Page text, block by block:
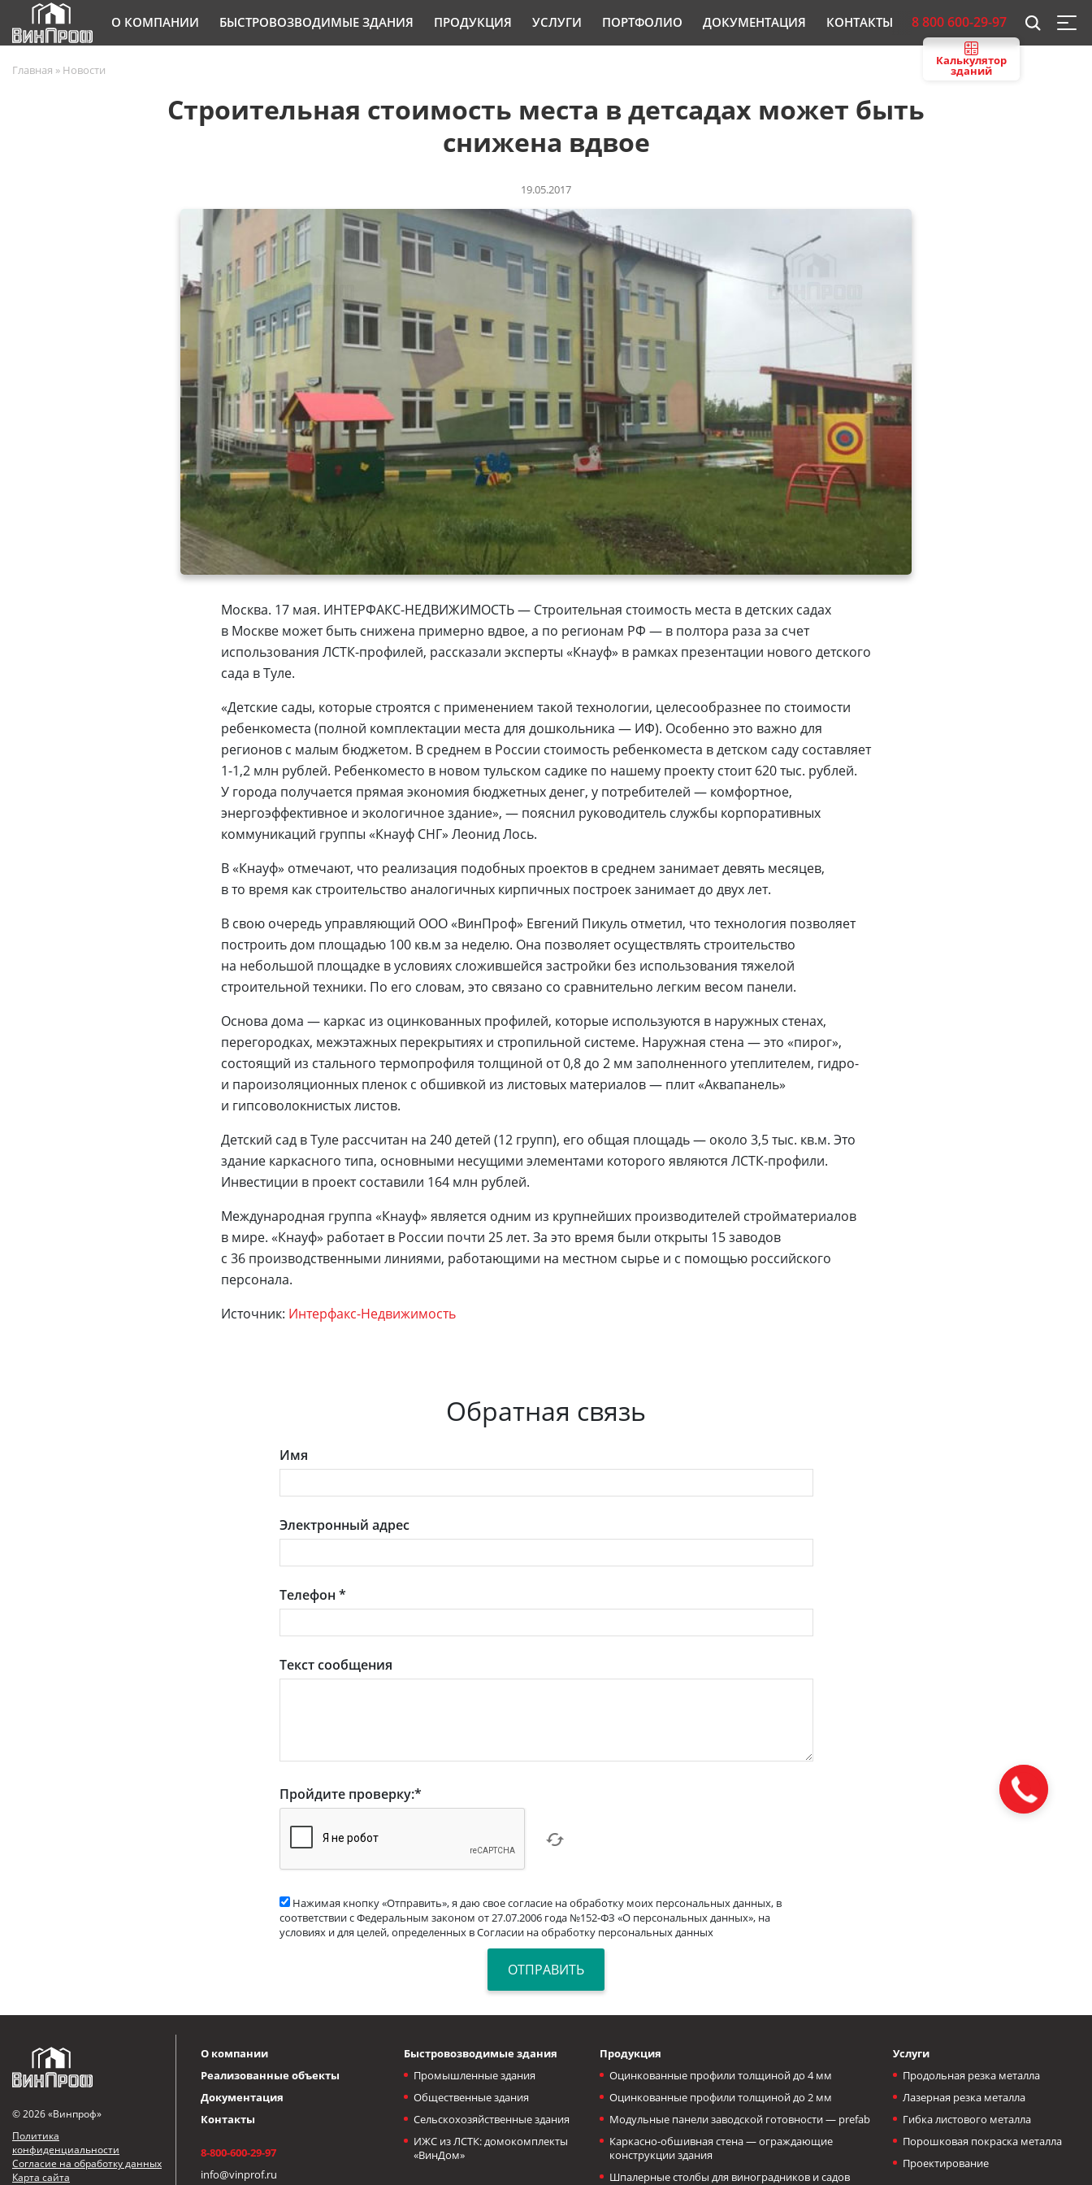
О КОМПАНИИ БЫСТРОВОЗВОДИМЫЕ ЗДАНИЯ ПРОДУКЦИЯ УСЛУГИ ПОРТФОЛИО ДОКУМЕНТАЦИЯ КОНТАКТЫ 8 800 600-29-97
Калькулятор
зданий
Главная » Новости
Строительная стоимость места в детсадах может быть
снижена вдвое
19.05.2017
Москва. 17 мая. ИНТЕРФАКС-НЕДВИЖИМОСТЬ — Строительная стоимость места в детских садах
в Москве может быть снижена примерно вдвое, а по регионам РФ — в полтора раза за счет
использования ЛСТК-профилей, рассказали эксперты «Кнауф» в рамках презентации нового детского
сада в Туле.
«Детские сады, которые строятся с применением такой технологии, целесообразнее по стоимости
ребенкоместа (полной комплектации места для дошкольника — ИФ). Особенно это важно для
регионов с малым бюджетом. В среднем в России стоимость ребенкоместа в детском саду составляет
1-1,2 млн рублей. Ребенкоместо в новом тульском садике по нашему проекту стоит 620 тыс. рублей.
У города получается прямая экономия бюджетных денег, у потребителей — комфортное,
энергоэффективное и экологичное здание», — пояснил руководитель службы корпоративных
коммуникаций группы «Кнауф СНГ» Леонид Лось.
В «Кнауф» отмечают, что реализация подобных проектов в среднем занимает девять месяцев,
в то время как строительство аналогичных кирпичных построек занимает до двух лет.
В свою очередь управляющий ООО «ВинПроф» Евгений Пикуль отметил, что технология позволяет
построить дом площадью 100 кв.м за неделю. Она позволяет осуществлять строительство
на небольшой площадке в условиях сложившейся застройки без использования тяжелой
строительной техники. По его словам, это связано со сравнительно легким весом панели.
Основа дома — каркас из оцинкованных профилей, которые используются в наружных стенах,
перегородках, межэтажных перекрытиях и стропильной системе. Наружная стена — это «пирог»,
состоящий из стального термопрофиля толщиной от 0,8 до 2 мм заполненного утеплителем, гидро-
и пароизоляционных пленок с обшивкой из листовых материалов — плит «Аквапанель»
и гипсоволокнистых листов.
Детский сад в Туле рассчитан на 240 детей (12 групп), его общая площадь — около 3,5 тыс. кв.м. Это
здание каркасного типа, основными несущими элементами которого являются ЛСТК-профили.
Инвестиции в проект составили 164 млн рублей.
Международная группа «Кнауф» является одним из крупнейших производителей стройматериалов
в мире. «Кнауф» работает в России почти 25 лет. За это время были открыты 15 заводов
с 36 производственными линиями, работающими на местном сырье и с помощью российского
персонала.
Источник: Интерфакс-Недвижимость
Обратная связь
Имя
Электронный адрес
Телефон *
Текст сообщения
Пройдите проверку:*
Нажимая кнопку «Отправить», я даю свое согласие на обработку моих персональных данных, в
соответствии с Федеральным законом от 27.07.2006 года №152-ФЗ «О персональных данных», на
условиях и для целей, определенных в Согласии на обработку персональных данных
© 2026 «Винпроф»
Политика
конфиденциальности
Согласие на обработку данных
Карта сайта
О компании
Реализованные объекты
Документация
Контакты
8-800-600-29-97
info@vinprof.ru
Быстровозводимые здания
Промышленные здания
Общественные здания
Сельскохозяйственные здания
ИЖС из ЛСТК: домокомплекты
«ВинДом»
Продукция
Оцинкованные профили толщиной до 4 мм
Оцинкованные профили толщиной до 2 мм
Модульные панели заводской готовности — prefab
Каркасно-обшивная стена — ограждающие
конструкции здания
Шпалерные столбы для виноградников и садов
Услуги
Продольная резка металла
Лазерная резка металла
Гибка листового металла
Порошковая покраска металла
Проектирование